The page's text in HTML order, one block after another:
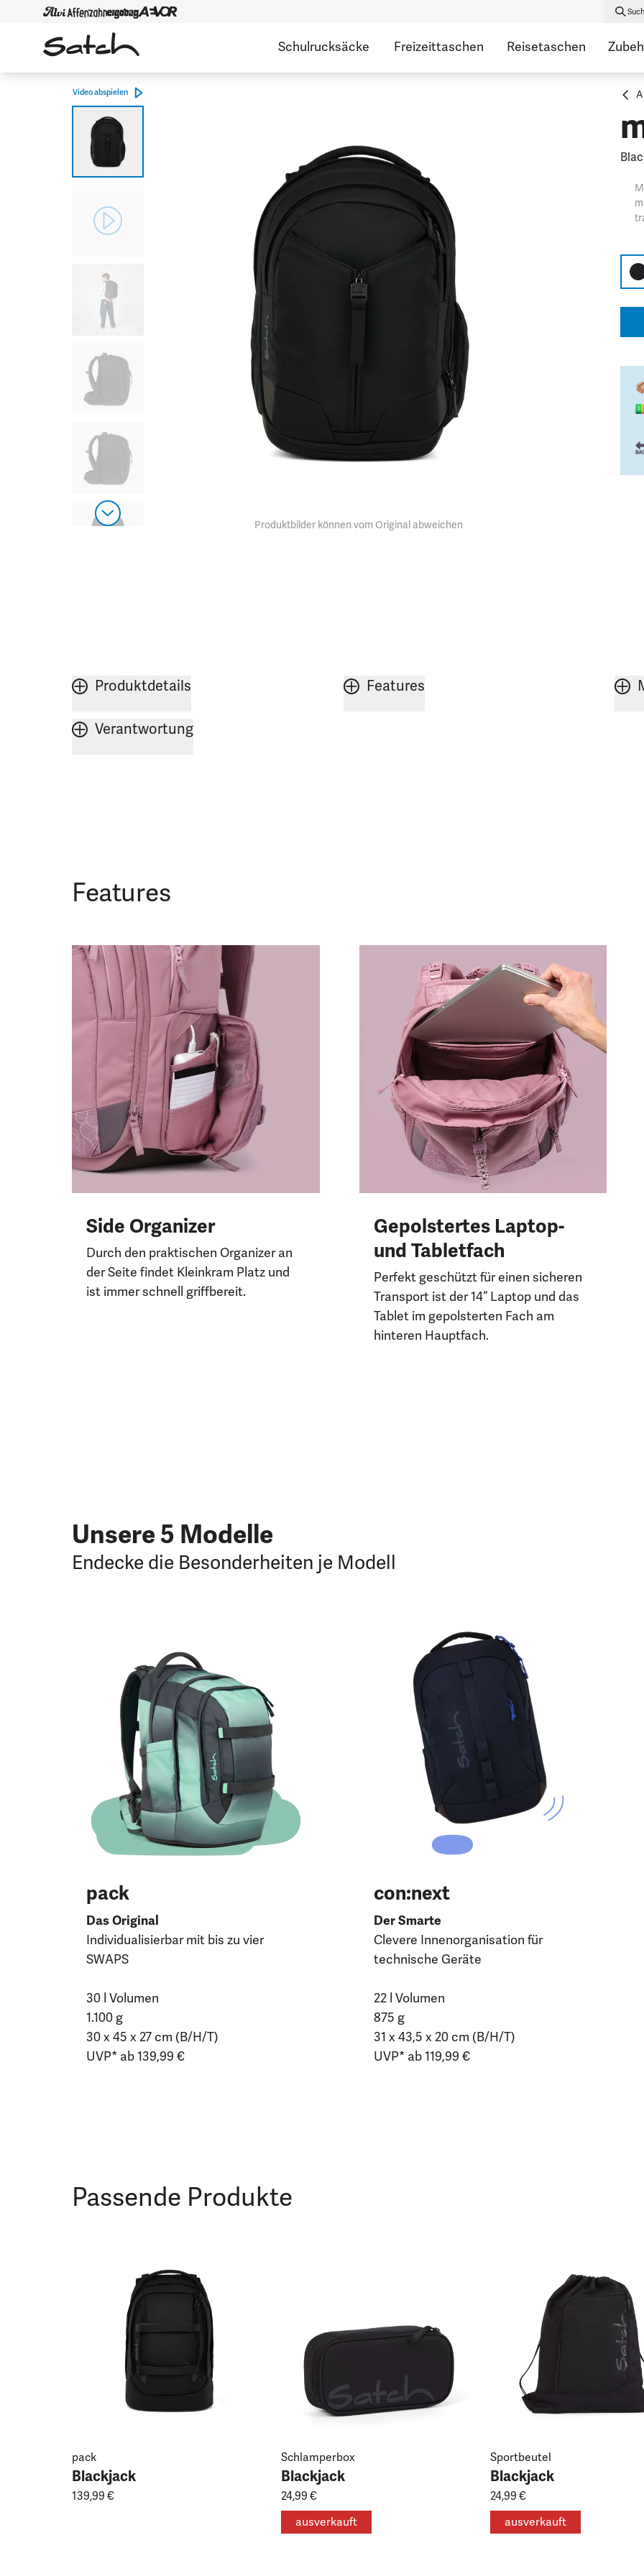
Schulrucksäcke Freizeittaschen Reisetaschen
Video abspielen
Produktbilder können vom Original abweichen
Produktdetails Features
Verantwortung
Features
Side Organizer
Durch den praktischen Organizer an
der Seite findet Kleinkram Platz und
ist immer schnell griffbereit.
Gepolstertes Laptop-
und Tabletfach
Perfekt geschützt für einen sicheren
Transport ist der 14“ Laptop und das
Tablet im gepolsterten Fach am
hinteren Hauptfach.
Unsere 5 Modelle
Endecke die Besonderheiten je Modell
pack
Das Original
Individualisierbar mit bis zu vier
SWAPS
30 l Volumen
1.100 g
30 x 45 x 27 cm (B/H/T)
UVP* ab 139,99 €
con:next
Der Smarte
Clevere Innenorganisation für
technische Geräte
22 l Volumen
875 g
31 x 43,5 x 20 cm (B/H/T)
UVP* ab 119,99 €
Passende Produkte
pack
Blackjack
139,99 €
Schlamperbox
Blackjack
24,99 €
ausverkauft
Sportbeutel
Blackjack
24,99 €
ausverkauft